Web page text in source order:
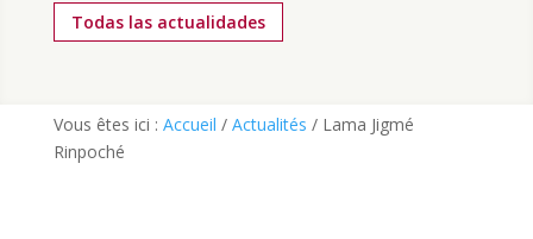
Todas las actualidades
Vous êtes ici : Accueil / Actualités / Lama Jigmé
Rinpoché